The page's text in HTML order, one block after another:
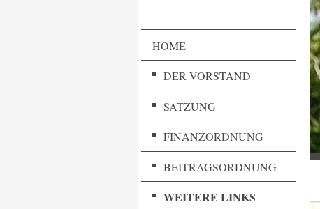
HOME
DER VORSTAND
SATZUNG
FINANZORDNUNG
BEITRAGSORDNUNG
WEITERE LINKS